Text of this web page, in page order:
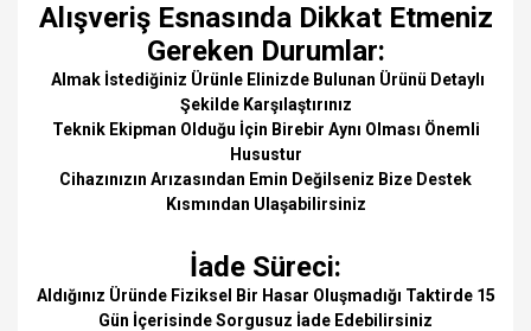
Alışveriş Esnasında Dikkat Etmeniz
Gereken Durumlar:
Almak İstediğiniz Ürünle Elinizde Bulunan Ürünü Detaylı
Şekilde Karşılaştırınız
Teknik Ekipman Olduğu İçin Birebir Aynı Olması Önemli
Husustur
Cihazınızın Arızasından Emin Değilseniz Bize Destek
Kısmından Ulaşabilirsiniz
İade Süreci:
Aldığınız Üründe Fiziksel Bir Hasar Oluşmadığı Taktirde 15
Gün İçerisinde Sorgusuz İade Edebilirsiniz